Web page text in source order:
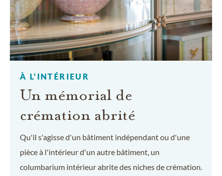
À L'INTÉRIEUR
Un mémorial de
crémation abrité
Qu'il s'agisse d'un bâtiment indépendant ou d'une
pièce à l'intérieur d'un autre bâtiment, un
columbarium intérieur abrite des niches de crémation.